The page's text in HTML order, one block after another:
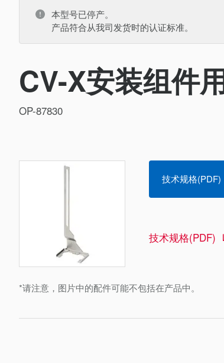
本型号已停产。
产品符合从我司发货时的认证标准。
CV-X安装组件
OP-87830
*请注意，图片中的配件可能不包括在产品中。
技术规格(PDF)
技术规格(PDF)